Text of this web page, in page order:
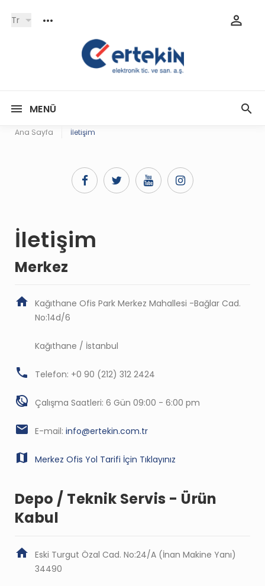
Tr
MENÜ
Ana Sayfa İletişim
İletişim
Merkez
Kağıthane Ofis Park Merkez Mahallesi -Bağlar Cad.
No:14d/6
Kağıthane / İstanbul
Telefon: +0 90 (212) 312 2424
Çalışma Saatleri: 6 Gün 09:00 - 6:00 pm
E-mail: info@ertekin.com.tr
Merkez Ofis Yol Tarifi İçin Tıklayınız
Depo / Teknik Servis - Ürün
Kabul
Eski Turgut Özal Cad. No:24/A (İnan Makine Yanı)
34490